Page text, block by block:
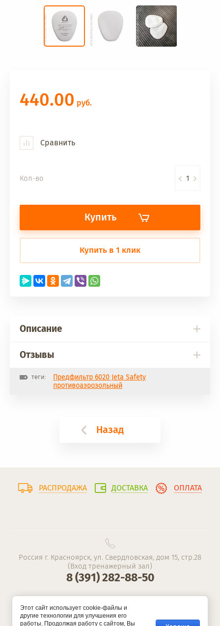
440.00 руб.
Сравнить
Кол-во
Купить
Купить в 1 клик
Описание
Отзывы
теги:
Предфильтр 6020 Jeta Safety
противоаэрозольный
Назад
РАСПРОДАЖА ДОСТАВКА ОПЛАТА
Россия г. Красноярск, ул. Свердловская, дом 15, стр.28
(Вход тренажерный зал)
8 (391) 282-88-50
Этот сайт использует cookie-файлы и
другие технологии для улучшения его
работы. Продолжая работу с сайтом, Вы